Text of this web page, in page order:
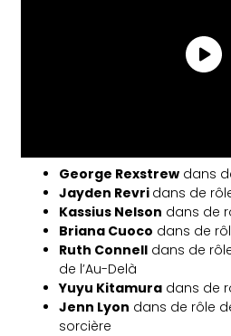
George Rexstrew dans
Jayden Revri dans de
Kassius Nelson dans de
Briana Cuoco dans de
Ruth Connell dans de
de l’Au-Delà
Yuyu Kitamura dans de
Jenn Lyon dans de rôle
sorcière